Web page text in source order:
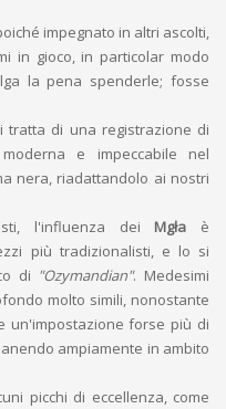
impegnato in altri ascolti,
in gioco, in particolar modo
la pena spenderle; fosse
tratta di una registrazione di
e impeccabile nel
nera, riadattandolo ai nostri
l'influenza dei Mgła è
più tradizionalisti, e lo si
di "Ozymandian". Medesimi
molto simili, nonostante
un'impostazione forse più di
ampiamente in ambito
picchi di eccellenza, come